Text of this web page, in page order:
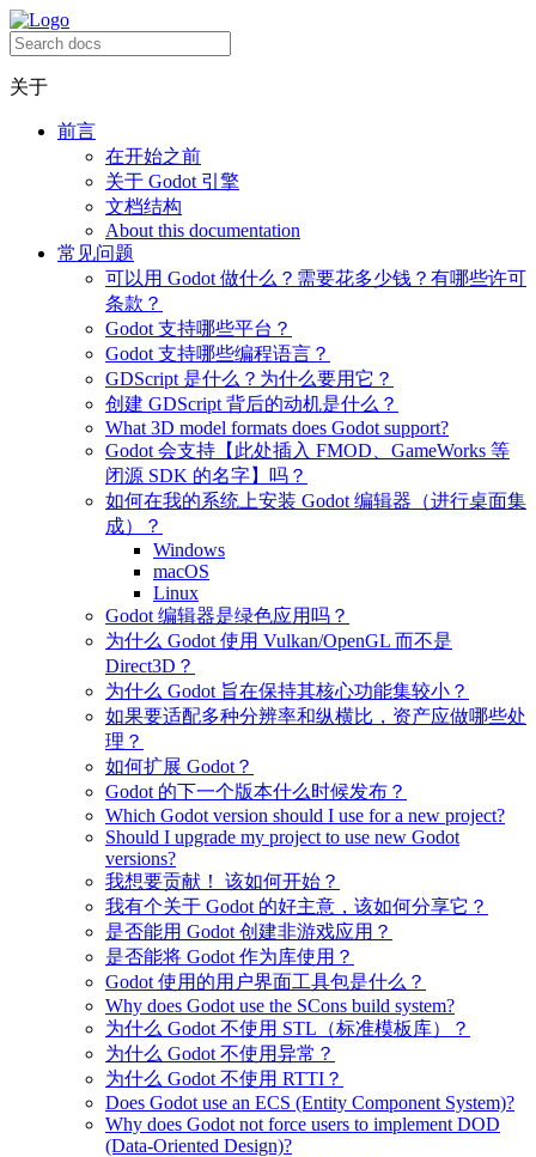
关于
前言
在开始之前
关于 Godot 引擎
文档结构
About this documentation
常见问题
可以用 Godot 做什么？需要花多少钱？有哪些许可
条款？
Godot 支持哪些平台？
Godot 支持哪些编程语言？
GDScript 是什么？为什么要用它？
创建 GDScript 背后的动机是什么？
What 3D model formats does Godot support?
Godot 会支持【此处插入 FMOD、GameWorks 等
闭源 SDK 的名字】吗？
如何在我的系统上安装 Godot 编辑器（进行桌面集
成）？
Windows
macOS
Linux
Godot 编辑器是绿色应用吗？
为什么 Godot 使用 Vulkan/OpenGL 而不是
Direct3D？
为什么 Godot 旨在保持其核心功能集较小？
如果要适配多种分辨率和纵横比，资产应做哪些处
理？
如何扩展 Godot？
Godot 的下一个版本什么时候发布？
Which Godot version should I use for a new project?
Should I upgrade my project to use new Godot
versions?
我想要贡献！ 该如何开始？
我有个关于 Godot 的好主意，该如何分享它？
是否能用 Godot 创建非游戏应用？
是否能将 Godot 作为库使用？
Godot 使用的用户界面工具包是什么？
Why does Godot use the SCons build system?
为什么 Godot 不使用 STL（标准模板库）？
为什么 Godot 不使用异常？
为什么 Godot 不使用 RTTI？
Does Godot use an ECS (Entity Component System)?
Why does Godot not force users to implement DOD
(Data-Oriented Design)?